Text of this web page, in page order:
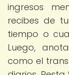
ingresos
recibes de
tiempo o
Luego,
como el